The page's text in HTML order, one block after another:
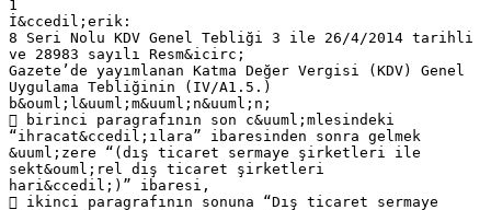
1
İ&ccedil;erik:
8 Seri Nolu KDV Genel Tebliği 3 ile 26/4/2014 tarihli
ve 28983 sayılı Resm&icirc;
Gazete’de yayımlanan Katma Değer Vergisi (KDV) Genel
Uygulama Tebliğinin (IV/A1.5.)
b&ouml;l&uuml;m&uuml;n&uuml;n;
 birinci paragrafının son c&uuml;mlesindeki
“ihracat&ccedil;ılara” ibaresinden sonra gelmek
&uuml;zere “(dış ticaret sermaye şirketleri ile
sekt&ouml;rel dış ticaret şirketleri
hari&ccedil;)” ibaresi,
 ikinci paragrafının sonuna “Dış ticaret sermaye